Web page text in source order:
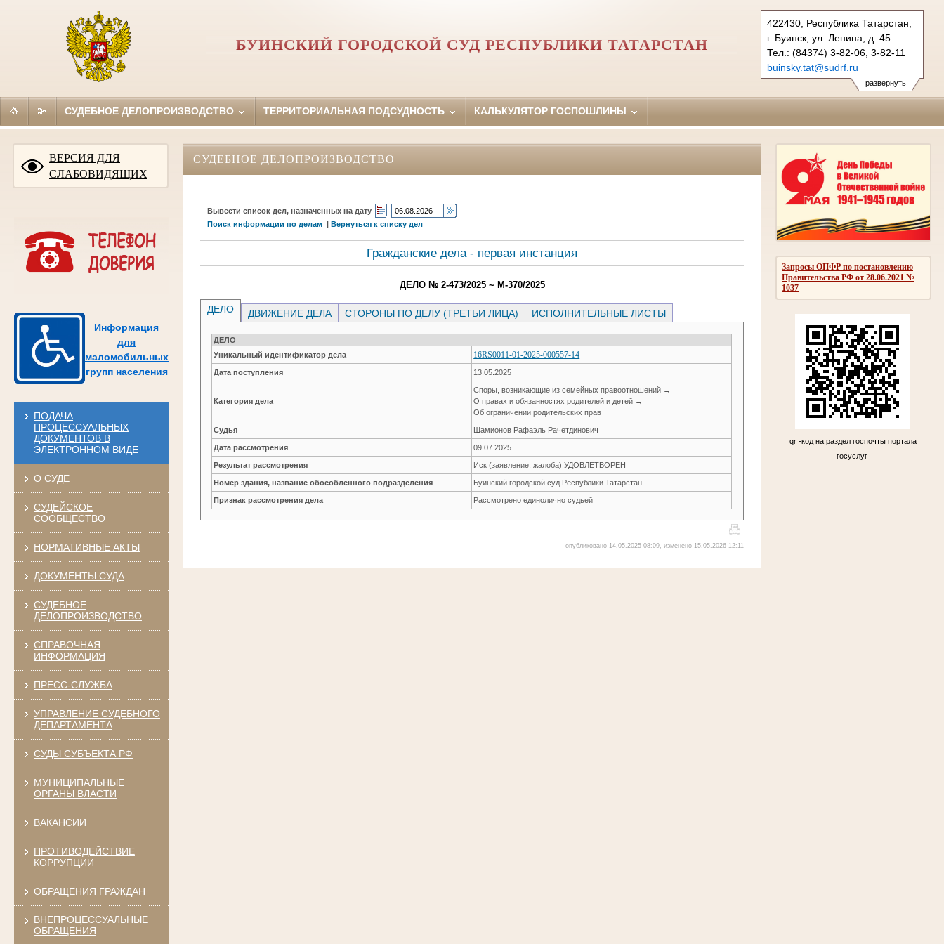
развернуть
422430, Республика Татарстан,
г. Буинск, ул. Ленина, д. 45
Тел.: (84374) 3-82-06, 3-82-11
buinsky.tat@sudrf.ru
БУИНСКИЙ ГОРОДСКОЙ СУД РЕСПУБЛИКИ ТАТАРСТАН
СУДЕБНОЕ ДЕЛОПРОИЗВОДСТВО ТЕРРИТОРИАЛЬНАЯ ПОДСУДНОСТЬ КАЛЬКУЛЯТОР ГОСПОШЛИНЫ
ВЕРСИЯ ДЛЯ
СЛАБОВИДЯЩИХ
Информация
для
маломобильных
групп населения
ПОДАЧА
ПРОЦЕССУАЛЬНЫХ
ДОКУМЕНТОВ В
ЭЛЕКТРОННОМ ВИДЕ
О СУДЕ
СУДЕЙСКОЕ
СООБЩЕСТВО
НОРМАТИВНЫЕ АКТЫ
ДОКУМЕНТЫ СУДА
СУДЕБНОЕ
ДЕЛОПРОИЗВОДСТВО
СПРАВОЧНАЯ
ИНФОРМАЦИЯ
ПРЕСС-СЛУЖБА
УПРАВЛЕНИЕ СУДЕБНОГО
ДЕПАРТАМЕНТА
СУДЫ СУБЪЕКТА РФ
МУНИЦИПАЛЬНЫЕ
ОРГАНЫ ВЛАСТИ
ВАКАНСИИ
ПРОТИВОДЕЙСТВИЕ
КОРРУПЦИИ
ОБРАЩЕНИЯ ГРАЖДАН
ВНЕПРОЦЕССУАЛЬНЫЕ
ОБРАЩЕНИЯ
Запросы ОПФР по постановлению
Правительства РФ от 28.06.2021 №
1037
qr -код на раздел госпочты портала
госуслуг
СУДЕБНОЕ ДЕЛОПРОИЗВОДСТВО
Вывести список дел, назначенных на дату
Поиск информации по делам |Вернуться к списку дел
Гражданские дела - первая инстанция
ДЕЛО № 2-473/2025 ~ М-370/2025
ДЕЛО ДВИЖЕНИЕ ДЕЛА СТОРОНЫ ПО ДЕЛУ (ТРЕТЬИ ЛИЦА) ИСПОЛНИТЕЛЬНЫЕ ЛИСТЫ
ДЕЛО
Уникальный идентификатор дела
16RS0011-01-2025-000557-14
Дата поступления 13.05.2025
Категория дела
Споры, возникающие из семейных правоотношений →
О правах и обязанностях родителей и детей →
Об ограничении родительских прав
Судья Шамионов Рафаэль Рачетдинович
Дата рассмотрения 09.07.2025
Результат рассмотрения Иск (заявление, жалоба) УДОВЛЕТВОРЕН
Номер здания, название обособленного подразделения Буинский городской суд Республики Татарстан
Признак рассмотрения дела Рассмотрено единолично судьей
опубликовано 14.05.2025 08:09, изменено 15.05.2026 12:11